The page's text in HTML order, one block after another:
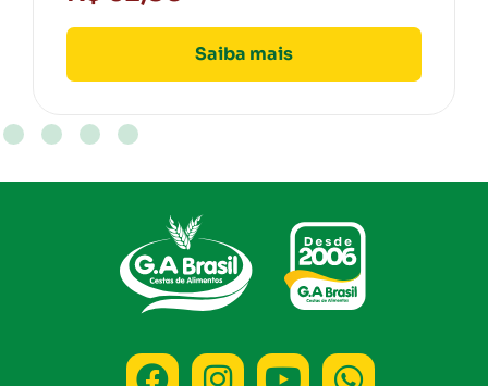
Saiba mais